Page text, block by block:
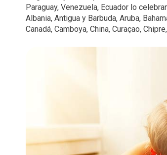
Paraguay, Venezuela, Ecuador lo
Albania, Antigua y Barbuda, Aruba,
Canadá, Camboya, China, Curaçao,